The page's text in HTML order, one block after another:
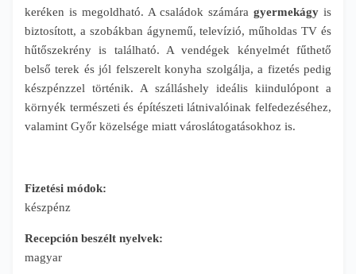
keréken is megoldható. A családok számáragyermekágy is
biztosított, a szobákban ágynemű, televízió, műholdas TV és
hűtőszekrény is található. A vendégek kényelmét fűthető
belső terek és jól felszerelt konyha szolgálja, a fizetés pedig
készpénzzel történik. A szálláshely ideális kiindulópont a
környék természeti és építészeti látnivalóinak felfedezéséhez,
valamint Győr közelsége miatt városlátogatásokhoz is.
Fizetési módok:
készpénz
Recepción beszélt nyelvek:
magyar